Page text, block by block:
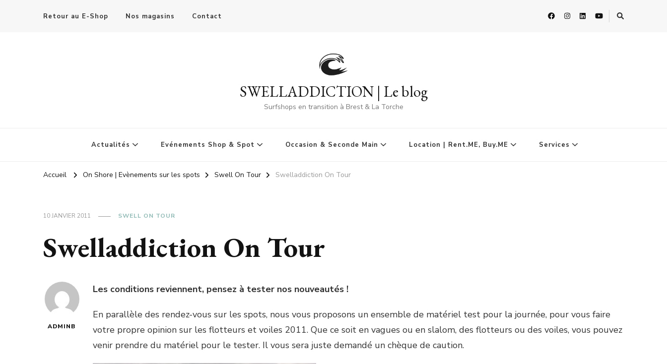
Retour au E-Shop Nos magasins Contact
SWELLADDICTION | Le blog
Surfshops en transition à Brest & La Torche
Actualités Evénements Shop & Spot Occasion & Seconde Main Location | Rent.ME, Buy.ME Services
Accueil On Shore | Evènements sur les spots Swell On Tour Swelladdiction On Tour
10 JANVIER 2011 SWELL ON TOUR
Swelladdiction On Tour
ADMINB
Les conditions reviennent, pensez à tester nos nouveautés !
En parallèle des rendez-vous sur les spots, nous vous proposons un ensemble de matériel test pour la journée, pour vous faire
votre propre opinion sur les flotteurs et voiles 2011. Que ce soit en vagues ou en slalom, des flotteurs ou des voiles, vous pouvez
venir prendre du matériel pour le tester. Il vous sera juste demandé un chèque de caution.